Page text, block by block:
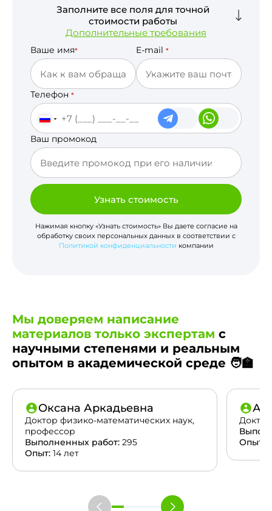
Заполните все поля для точной
стоимости работы
Дополнительные требования
Ваше имя* E-mail *
Телефон *
Ваш промокод
Узнать стоимость
Нажимая кнопку «Узнать стоимость» Вы даете согласие на
обработку своих персональных данных в соответствии с
Политикой конфиденциальности компании
Мы доверяем написание
материалов только экспертам с
научными степенями и реальным
опытом в академической среде 🧑‍🏫
Оксана Аркадьевна
Доктор физико-математических наук,
профессор
Выполненных работ: 295
Опыт: 14 лет
Опыт: